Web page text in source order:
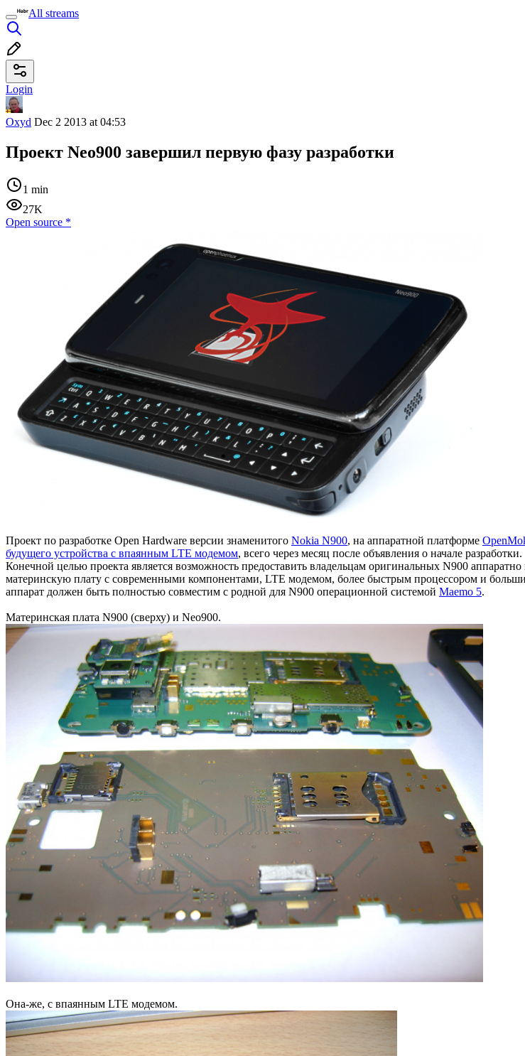
All streams
Login
Oxyd Dec 2 2013 at 04:53
Проект Neo900 завершил первую фазу разработки
1 min
27K
Open source *
Проект по разработке Open Hardware версии знаменитого Nokia N900, на аппаратной платформе
будущего устройства с впаянным LTE модемом, всего через месяц после объявления о начале разработки.
Конечной целью проекта является возможность предоставить владельцам оригинальных N900
материнскую плату с современными компонентами, LTE модемом, более быстрым процессором и
аппарат должен быть полностью совместим с родной для N900 операционной системой Maemo 5.
Материнская плата N900 (сверху) и Neo900.
Она-же, с впаянным LTE модемом.